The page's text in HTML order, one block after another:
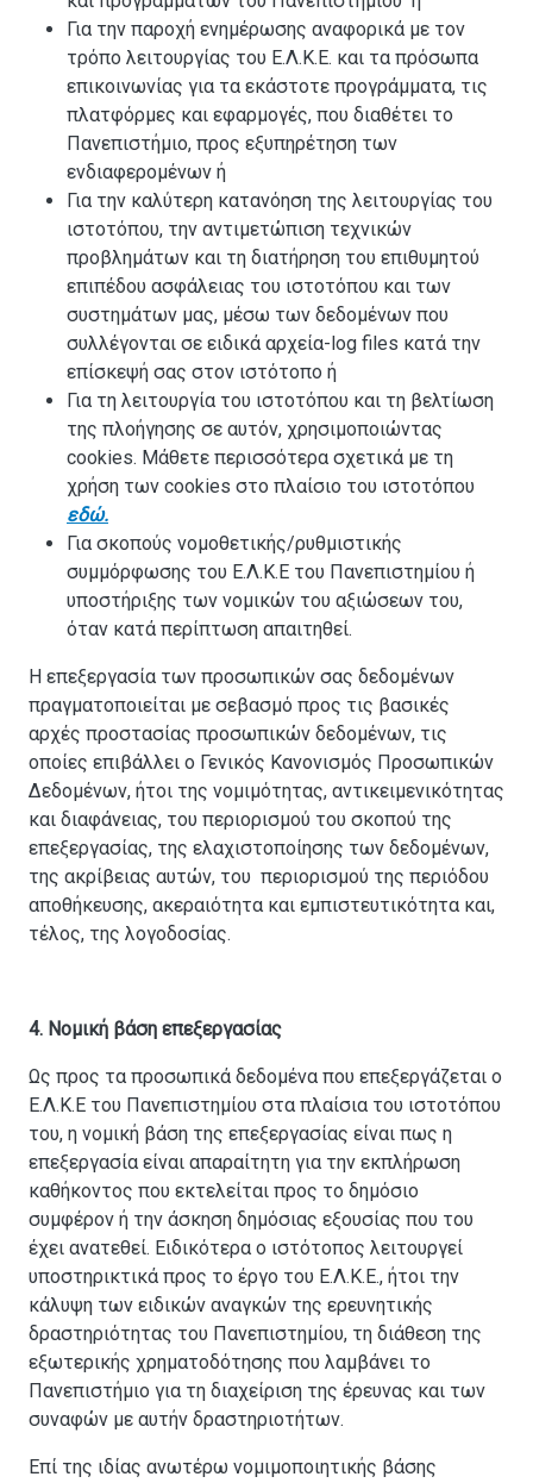
Για την παροχή ενημέρωσης αναφορικά με τον
τρόπο λειτουργίας του Ε.Λ.Κ.Ε. και τα πρόσωπα
επικοινωνίας για τα εκάστοτε προγράμματα, τις
πλατφόρμες και εφαρμογές, που διαθέτει το
Πανεπιστήμιο, προς εξυπηρέτηση των
ενδιαφερομένων ή
Για την καλύτερη κατανόηση της λειτουργίας του
ιστοτόπου, την αντιμετώπιση τεχνικών
προβλημάτων και τη διατήρηση του επιθυμητού
επιπέδου ασφάλειας του ιστοτόπου και των
συστημάτων μας, μέσω των δεδομένων που
συλλέγονται σε ειδικά αρχεία-log files κατά την
επίσκεψή σας στον ιστότοπο ή
Για τη λειτουργία του ιστοτόπου και τη βελτίωση
της πλοήγησης σε αυτόν, χρησιμοποιώντας
cookies. Μάθετε περισσότερα σχετικά με τη
χρήση των cookies στο πλαίσιο του ιστοτόπου
εδώ.
Για σκοπούς νομοθετικής/ρυθμιστικής
συμμόρφωσης του Ε.Λ.Κ.Ε του Πανεπιστημίου ή
υποστήριξης των νομικών του αξιώσεων του,
όταν κατά περίπτωση απαιτηθεί.
Η επεξεργασία των προσωπικών σας δεδομένων
πραγματοποιείται με σεβασμό προς τις βασικές
αρχές προστασίας προσωπικών δεδομένων, τις
οποίες επιβάλλει ο Γενικός Κανονισμός Προσωπικών
Δεδομένων, ήτοι της νομιμότητας, αντικειμενικότητας
και διαφάνειας, του περιορισμού του σκοπού της
επεξεργασίας, της ελαχιστοποίησης των δεδομένων,
της ακρίβειας αυτών, του περιορισμού της περιόδου
αποθήκευσης, ακεραιότητα και εμπιστευτικότητα και,
τέλος, της λογοδοσίας.
4. Νομική βάση επεξεργασίας
Ως προς τα προσωπικά δεδομένα που επεξεργάζεται ο
Ε.Λ.Κ.Ε του Πανεπιστημίου στα πλαίσια του ιστοτόπου
του, η νομική βάση της επεξεργασίας είναι πως η
επεξεργασία είναι απαραίτητη για την εκπλήρωση
καθήκοντος που εκτελείται προς το δημόσιο
συμφέρον ή την άσκηση δημόσιας εξουσίας που του
έχει ανατεθεί. Ειδικότερα ο ιστότοπος λειτουργεί
υποστηρικτικά προς το έργο του Ε.Λ.Κ.Ε., ήτοι την
κάλυψη των ειδικών αναγκών της ερευνητικής
δραστηριότητας του Πανεπιστημίου, τη διάθεση της
εξωτερικής χρηματοδότησης που λαμβάνει το
Πανεπιστήμιο για τη διαχείριση της έρευνας και των
συναφών με αυτήν δραστηριοτήτων.
Επί της ιδίας ανωτέρω νομιμοποιητικής βάσης